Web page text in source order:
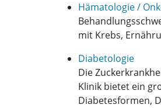
Hämatologie /
mit Krebs,
Diabetologie
Die
Klinik bietet ein
Diabetesformen,